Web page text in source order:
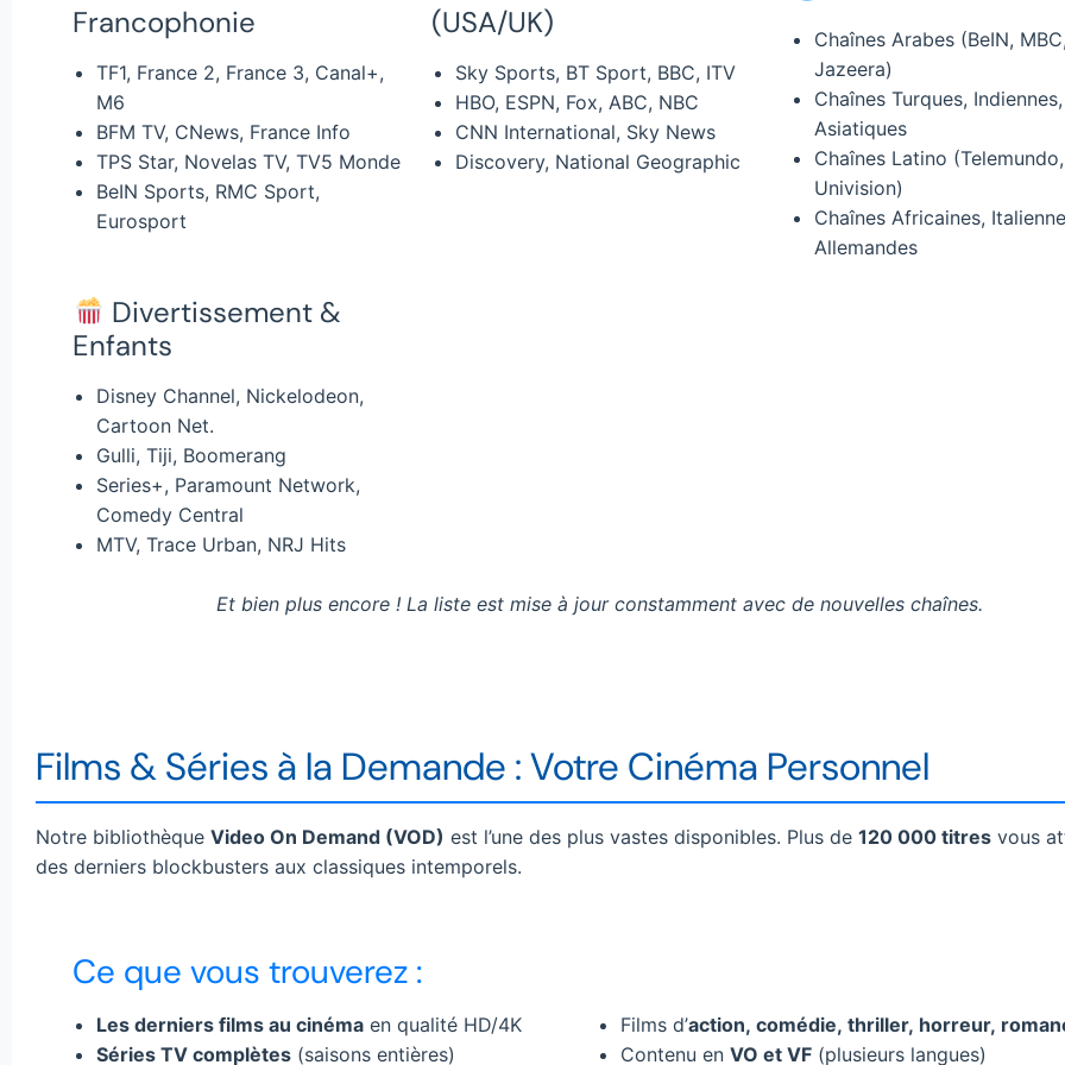
Francophonie
TF1, France 2, France 3, Canal+,
M6
BFM TV, CNews, France Info
TPS Star, Novelas TV, TV5 Monde
BeIN Sports, RMC Sport,
Eurosport
(USA/UK)
Sky Sports, BT Sport, BBC, ITV
HBO, ESPN, Fox, ABC, NBC
CNN International, Sky News
Discovery, National Geographic
Chaînes Arabes (BeIN,
Jazeera)
Chaînes Turques, Indiennes,
Asiatiques
Chaînes Latino (Telemundo,
Univision)
Chaînes Africaines,
Allemandes
Divertissement &
Enfants
Disney Channel, Nickelodeon,
Cartoon Net.
Gulli, Tiji, Boomerang
Series+, Paramount Network,
Comedy Central
MTV, Trace Urban, NRJ Hits
Et bien plus encore ! La liste est mise à jour constamment avec de nouvelles chaînes.
Films & Séries à la Demande : Votre Cinéma Personnel
Notre bibliothèque Video On Demand (VOD) est l’une des plus vastes disponibles. Plus de 120 000 titres vous
des derniers blockbusters aux classiques intemporels.
Ce que vous trouverez :
Les derniers films au cinéma en qualité HD/4K
Séries TV complètes (saisons entières)
Films d’action, comédie, thriller, horreur,
Contenu en VO et VF (plusieurs langues)